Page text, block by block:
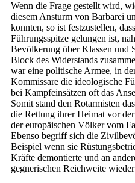
Wenn die Frage gestellt wird,
diesem Ansturm von Barbarei
konnten, so ist festzustellen,
Führungsspitze gelungen ist,
Bevölkerung über Klassen und
Block des Widerstands
war eine politische Armee, in
Kommissare die ideologische
bei Kampfeinsätzen oft das
Somit stand den Rotarmisten
die Rettung ihrer Heimat vor
der europäischen Völker vom
Ebenso begriff sich die
Beispiel wenn sie
Kräfte demontierte und an
gegnerischen Reichweite